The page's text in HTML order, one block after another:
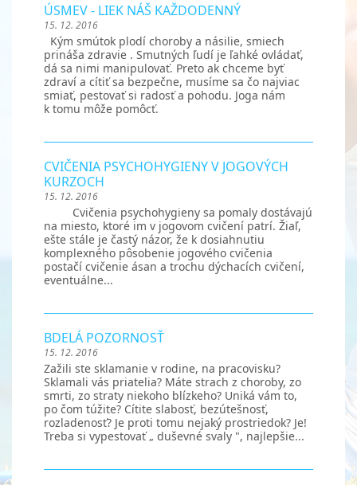
ÚSMEV - LIEK NÁŠ KAŽDODENNÝ
15. 12. 2016
Kým smútok plodí choroby a násilie, smiech
prináša zdravie . Smutných ľudí je ľahké ovládať,
dá sa nimi manipulovať. Preto ak chceme byť
zdraví a cítiť sa bezpečne, musíme sa čo najviac
smiať, pestovať si radosť a pohodu. Joga nám
k tomu môže pomôcť.
CVIČENIA PSYCHOHYGIENY V JOGOVÝCH
KURZOCH
15. 12. 2016
Cvičenia psychohygieny sa pomaly dostávajú
na miesto, ktoré im v jogovom cvičení patrí. Žiaľ,
ešte stále je častý názor, že k dosiahnutiu
komplexného pôsobenie jogového cvičenia
postačí cvičenie ásan a trochu dýchacích cvičení,
eventuálne...
BDELÁ POZORNOSŤ
15. 12. 2016
Zažili ste sklamanie v rodine, na pracovisku?
Sklamali vás priatelia? Máte strach z choroby, zo
smrti, zo straty niekoho blízkeho? Uniká vám to,
po čom túžite? Cítite slabosť, bezútešnosť,
rozladenosť? Je proti tomu nejaký prostriedok? Je!
Treba si vypestovať „ duševné svaly ", najlepšie...